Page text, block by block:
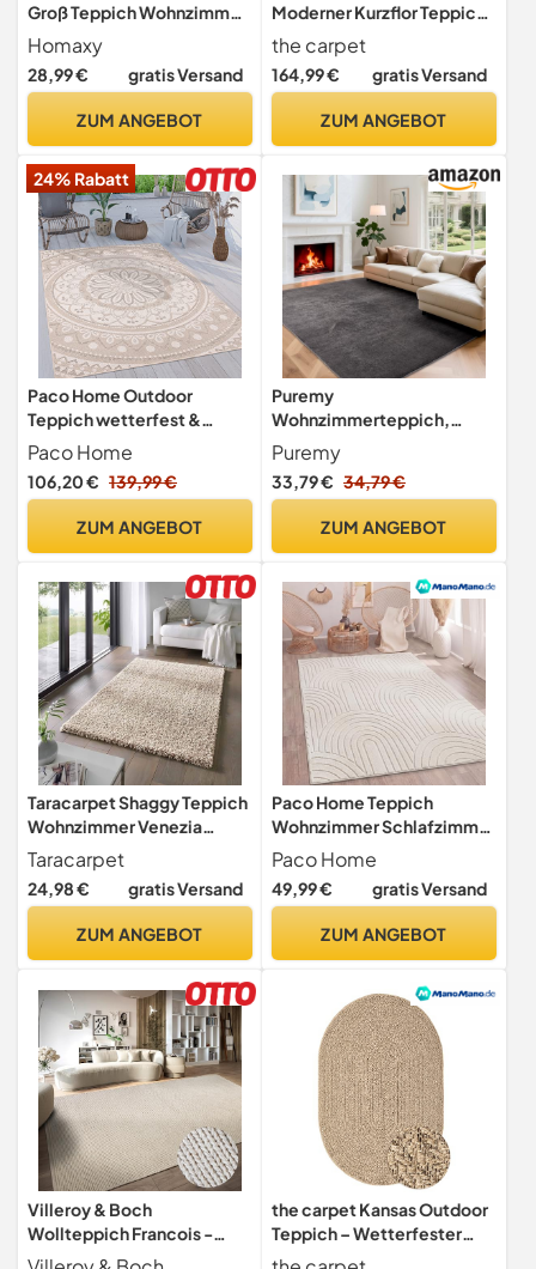
Groß Teppich Wohnzimmer
120 x 160 cm, Dunkelgrau
Homaxy
28,99 € gratis Versand
ZUM ANGEBOT
Moderner Kurzflor Teppich
Hoch-Tief-Struktur, 3D-
Effekt, weiche Oberfläche
und hohe Flordichte, ideal
Schlafzimmer, Panglao
cm
the carpet
164,99 € gratis Versand
ZUM ANGEBOT
24% Rabatt
Paco Home Outdoor
Teppich wetterfest &
robust modernes Mandala &
Boho Design pflegeleicht &
flachgewebt für Balkon,
Wohnzimmer & Küche
Grösse:160x220 cm,
Farbe:Sand
Paco Home
106,20 € 139,99 €
ZUM ANGEBOT
Puremy
Wohnzimmerteppich,
Kurzflor Flauschiger Weich,
120x170cm, Dunkelgrau
Puremy
33,79 € 34,79 €
ZUM ANGEBOT
Taracarpet Shaggy Teppich
Wohnzimmer Venezia
Hochflor Langflor Teppiche
modern Beige 080x150 cm
Taracarpet
24,98 € gratis Versand
ZUM ANGEBOT
Paco Home Teppich
Wohnzimmer Schlafzimmer
Hochflor Weich Uni
Skandinavisch Boho Motiv
3D Optik Regenbogen
Grösse:160x220 cm
Paco Home
49,99 € gratis Versand
ZUM ANGEBOT
Villeroy & Boch
Wollteppich Francois -
Natur Wohnzimmerteppich
the carpet Kansas Outdoor
Teppich – Wetterfester
Indoor & Outdoor Teppich